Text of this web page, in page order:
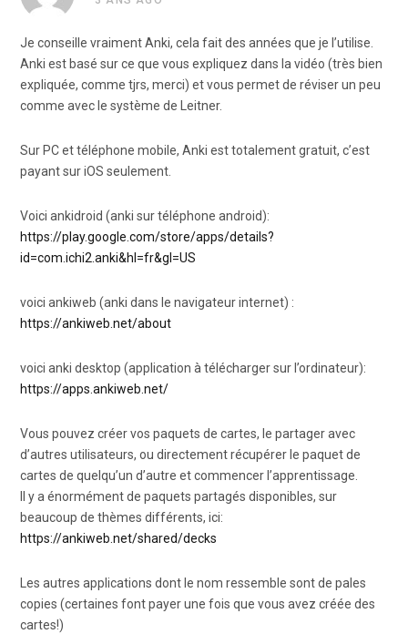
Je conseille vraiment Anki, cela fait des années que je l’utilise.
Anki est basé sur ce que vous expliquez dans la vidéo (très bien
expliquée, comme tjrs, merci) et vous permet de réviser un peu
comme avec le système de Leitner.
Sur PC et téléphone mobile, Anki est totalement gratuit, c’est
payant sur iOS seulement.
Voici ankidroid (anki sur téléphone android):
https://play.google.com/store/apps/details?
id=com.ichi2.anki&hl=fr&gl=US
voici ankiweb (anki dans le navigateur internet) :
https://ankiweb.net/about
voici anki desktop (application à télécharger sur l’ordinateur):
https://apps.ankiweb.net/
Vous pouvez créer vos paquets de cartes, le partager avec
d’autres utilisateurs, ou directement récupérer le paquet de
cartes de quelqu’un d’autre et commencer l’apprentissage.
Il y a énormément de paquets partagés disponibles, sur
beaucoup de thèmes différents, ici:
https://ankiweb.net/shared/decks
Les autres applications dont le nom ressemble sont de pales
copies (certaines font payer une fois que vous avez créée des
cartes!)